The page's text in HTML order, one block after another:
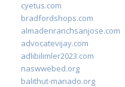
cyetus.com
bradfordshops.com
almadenranchsanjose.com
advocatevijay.com
adlibilimler2023.com
naswwebed.org
balithut-manado.org